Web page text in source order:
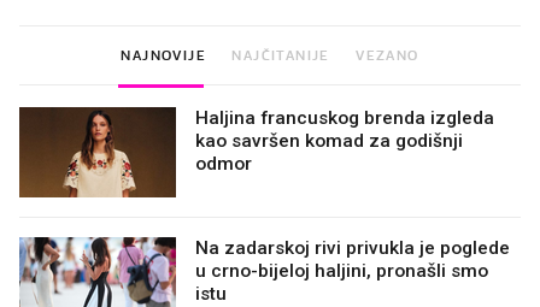
NAJNOVIJE NAJČITANIJE VEZANO
Haljina francuskog brenda izgleda
kao savršen komad za godišnji
odmor
Na zadarskoj rivi privukla je poglede
u crno-bijeloj haljini, pronašli smo
istu